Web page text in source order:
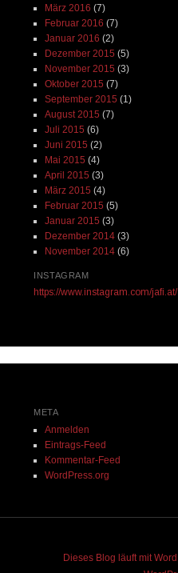
März 2016 (7)
Februar 2016 (7)
Januar 2016 (2)
Dezember 2015 (5)
November 2015 (3)
Oktober 2015 (7)
September 2015 (1)
August 2015 (7)
Juli 2015 (6)
Juni 2015 (2)
Mai 2015 (4)
April 2015 (3)
März 2015 (4)
Februar 2015 (5)
Januar 2015 (3)
Dezember 2014(3)
November 2014(6)
INSTAGRAM
https://www.instagram.com/jafi.at/
META
Anmelden
Eintrags-Feed
Kommentar-Feed
WordPress.org
Dieses Blog läuft mit